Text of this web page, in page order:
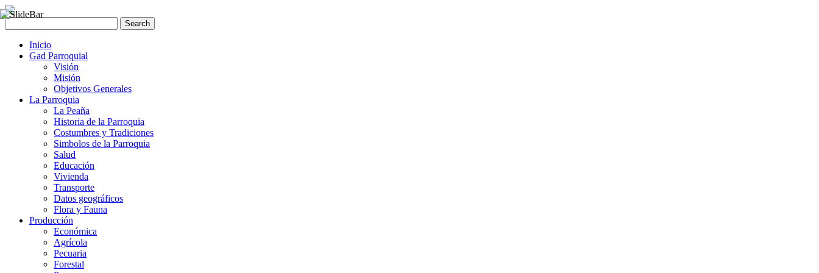
Inicio
Gad Parroquial
Visión
Misión
Objetivos Generales
La Parroquia
La Peaña
Historia de la Parroquia
Costumbres y Tradiciones
Simbolos de la Parroquia
Salud
Educación
Vivienda
Transporte
Datos geográficos
Flora y Fauna
Producción
Económica
Agrícola
Pecuaria
Forestal